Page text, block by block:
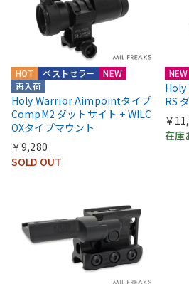
HOT
NEW
再入荷
ベストセラー
Holy Warrior Aimpointタイプ
CompM2 ダットサイト + WILC
OXタイプマウント
￥9,280
SOLD OUT
NEW
RS
￥
在庫